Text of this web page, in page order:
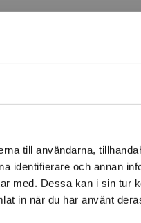
till användarna,
identifierare och annan
med. Dessa kan i sin tur
in när du har använt
via en
leveranser utanför
måste